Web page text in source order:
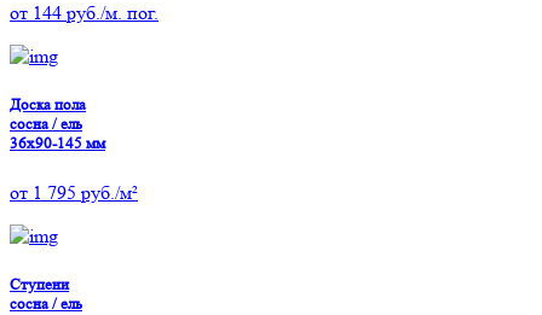
от 144 руб./м. пог.
Доска пола
сосна / ель
36х90-145 мм
от 1 795 руб./м²
Ступени
сосна / ель